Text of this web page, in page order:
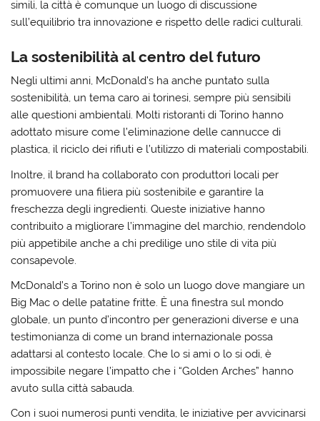
simili, la città è comunque un luogo di discussione
sull’equilibrio tra innovazione e rispetto delle radici culturali.
La sostenibilità al centro del futuro
Negli ultimi anni, McDonald’s ha anche puntato sulla
sostenibilità, un tema caro ai torinesi, sempre più sensibili
alle questioni ambientali. Molti ristoranti di Torino hanno
adottato misure come l’eliminazione delle cannucce di
plastica, il riciclo dei rifiuti e l’utilizzo di materiali compostabili.
Inoltre, il brand ha collaborato con produttori locali per
promuovere una filiera più sostenibile e garantire la
freschezza degli ingredienti. Queste iniziative hanno
contribuito a migliorare l’immagine del marchio, rendendolo
più appetibile anche a chi predilige uno stile di vita più
consapevole.
McDonald’s a Torino non è solo un luogo dove mangiare un
Big Mac o delle patatine fritte. È una finestra sul mondo
globale, un punto d’incontro per generazioni diverse e una
testimonianza di come un brand internazionale possa
adattarsi al contesto locale. Che lo si ami o lo si odi, è
impossibile negare l’impatto che i “Golden Arches” hanno
avuto sulla città sabauda.
Con i suoi numerosi punti vendita, le iniziative per avvicinarsi